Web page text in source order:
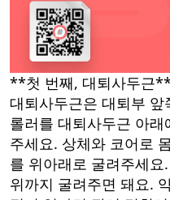
**첫 번째, 대퇴사두근**
대퇴사두근은 대퇴부
롤러를 대퇴사두근 아
주세요. 상체와 코어로
를 위아래로 굴려주세
위까지 굴려주면 돼요.